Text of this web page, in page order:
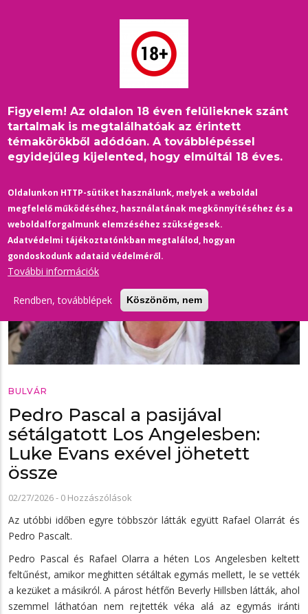
Figyelem! Az oldalon 18 éven felülieknek szánt
tartalmak is megtalálhatóak az érintett
témakörökből adódóan. A továbblépéssel
egyidejűleg kijelented, hogy elmúltál 18 éves.
Oldalunkon HTTP-sütiket használunk, melyek a weboldal
megfelelő működéséhez, használatának megkönnyítéséhez és a
weboldalforgalmunk elemzéséhez szükségesek.
Adatvédelmi tájékoztatónkban megtalálod, hogyan
gondoskodunk adataid védelméről.
További információk
Rendben, továbblépek Köszönöm, nem
Morzsa
Címlap /Bulvár /
Pedro Pascal a pasijával sétálgatott Los Angelesben: Luke
Evans exével jöhetett össze
BULVÁR
Pedro Pascal a pasijával
sétálgatott Los Angelesben:
Luke Evans exével jöhetett
össze
02/27/2026- 0 Hozzászólások
Az utóbbi időben egyre többször látták együtt Rafael Olarrát és
Pedro Pascalt.
Pedro Pascal és Rafael Olarra a héten Los Angelesben keltett
feltűnést, amikor meghitten sétáltak egymás mellett, le se vették
a kezüket a másikról. A párost hétfőn Beverly Hillsben látták, ahol
szemmel láthatóan nem rejtették véka alá az egymás iránti